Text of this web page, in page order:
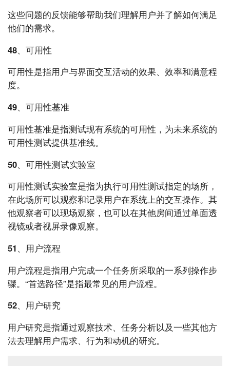
这些问题的反馈能够帮助我们理解用户并了解如何满足
他们的需求。
48、可用性
可用性是指用户与界面交互活动的效果、效率和满意程
度。
49、可用性基准
可用性基准是指测试现有系统的可用性，为未来系统的
可用性测试提供基准线。
50、可用性测试实验室
可用性测试实验室是指为执行可用性测试指定的场所，
在此场所可以观察和记录用户在系统上的交互操作。其
他观察者可以现场观察，也可以在其他房间通过单面透
视镜或者视屏录像观察。
51、用户流程
用户流程是指用户完成一个任务所采取的一系列操作步
骤。“首选路径”是指最常见的用户流程。
52、用户研究
用户研究是指通过观察技术、任务分析以及一些其他方
法去理解用户需求、行为和动机的研究。